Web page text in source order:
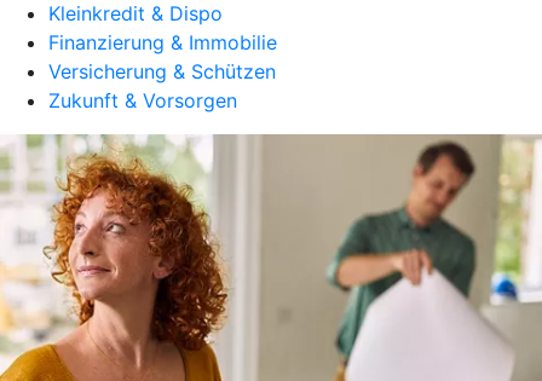
Kleinkredit & Dispo
Finanzierung & Immobilie
Versicherung & Schützen
Zukunft & Vorsorgen